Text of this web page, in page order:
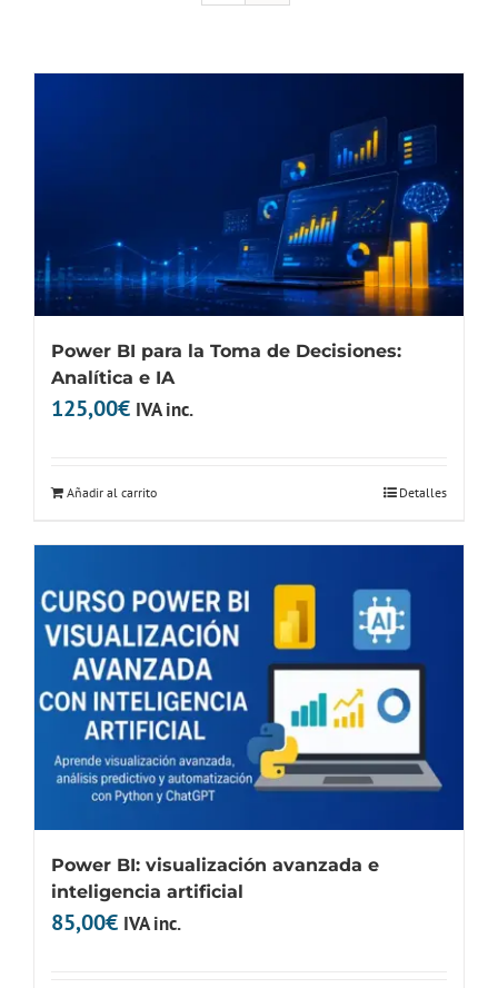
Power BI para la Toma de Decisiones:
Analítica e IA
125,00€ IVA inc.
Añadir al carrito Detalles
Power BI: visualización avanzada e
inteligencia artificial
85,00€ IVA inc.